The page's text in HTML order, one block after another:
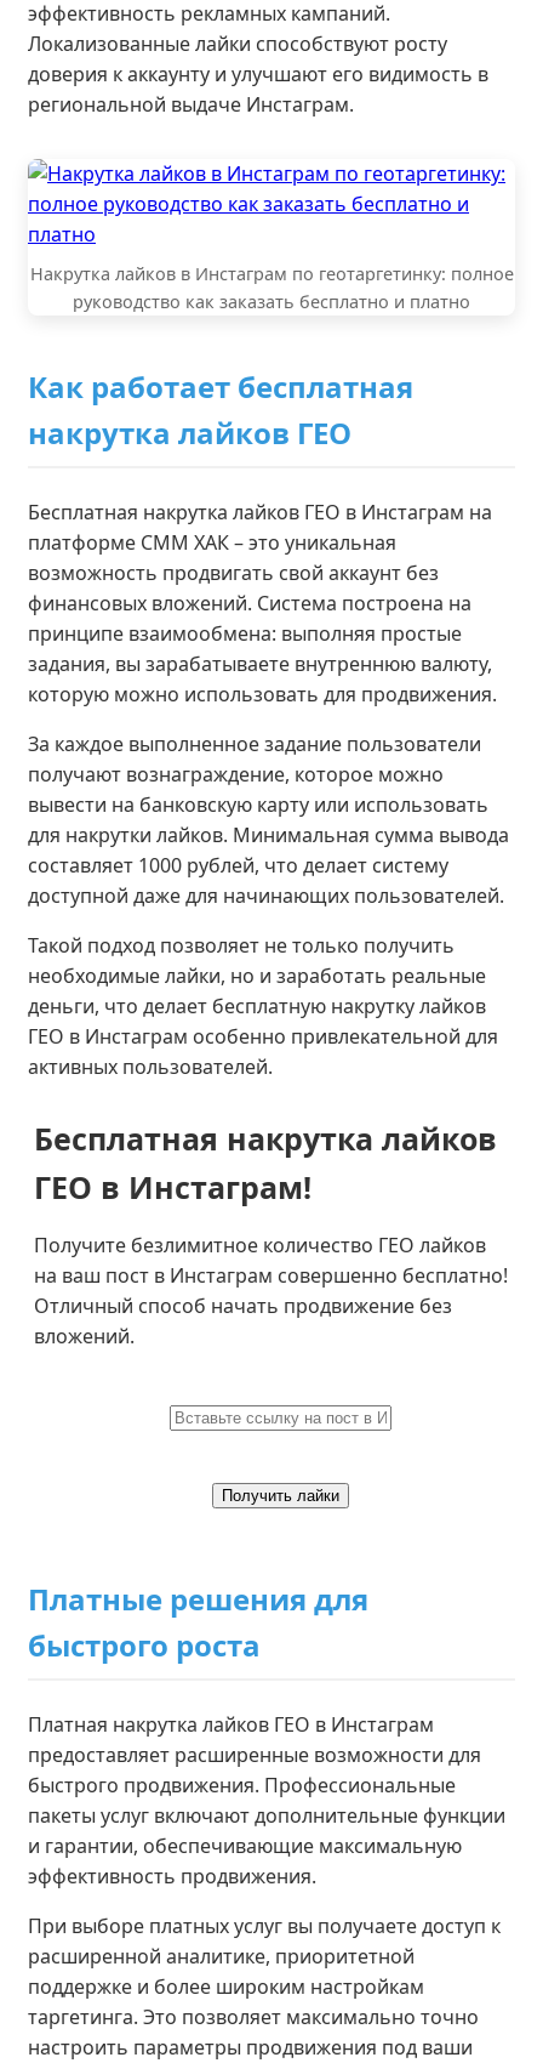
эффективность рекламных кампаний.
Локализованные лайки способствуют росту
доверия к аккаунту и улучшают его видимость в
региональной выдаче Инстаграм.
Накрутка лайков в Инстаграм по геотаргетинку: полное
руководство как заказать бесплатно и платно
Как работает бесплатная
накрутка лайков ГЕО
Бесплатная накрутка лайков ГЕО в Инстаграм на
платформе СММ ХАК – это уникальная
возможность продвигать свой аккаунт без
финансовых вложений. Система построена на
принципе взаимообмена: выполняя простые
задания, вы зарабатываете внутреннюю валюту,
которую можно использовать для продвижения.
За каждое выполненное задание пользователи
получают вознаграждение, которое можно
вывести на банковскую карту или использовать
для накрутки лайков. Минимальная сумма вывода
составляет 1000 рублей, что делает систему
доступной даже для начинающих пользователей.
Такой подход позволяет не только получить
необходимые лайки, но и заработать реальные
деньги, что делает бесплатную накрутку лайков
ГЕО в Инстаграм особенно привлекательной для
активных пользователей.
Бесплатная накрутка лайков
ГЕО в Инстаграм!
Получите безлимитное количество ГЕО лайков
на ваш пост в Инстаграм совершенно бесплатно!
Отличный способ начать продвижение без
вложений.
Получить лайки
Платные решения для
быстрого роста
Платная накрутка лайков ГЕО в Инстаграм
предоставляет расширенные возможности для
быстрого продвижения. Профессиональные
пакеты услуг включают дополнительные функции
и гарантии, обеспечивающие максимальную
эффективность продвижения.
При выборе платных услуг вы получаете доступ к
расширенной аналитике, приоритетной
поддержке и более широким настройкам
таргетинга. Это позволяет максимально точно
настроить параметры продвижения под ваши